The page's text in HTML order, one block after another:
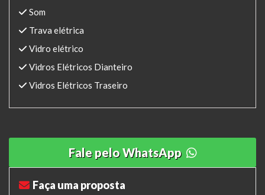
Som
Trava elétrica
Vidro elétrico
Vidros Elétricos Dianteiro
Vidros Elétricos Traseiro
Fale pelo WhatsApp
Faça uma proposta